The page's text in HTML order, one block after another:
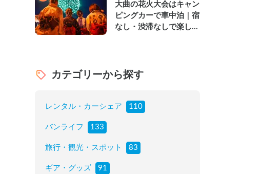
大曲の花火大会はキャン
ピングカーで車中泊｜宿
なし・渋滞なしで楽しむ
カテゴリーから探す
レンタル・カーシェア 110
バンライフ 133
旅行・観光・スポット 83
ギア・グッズ 91